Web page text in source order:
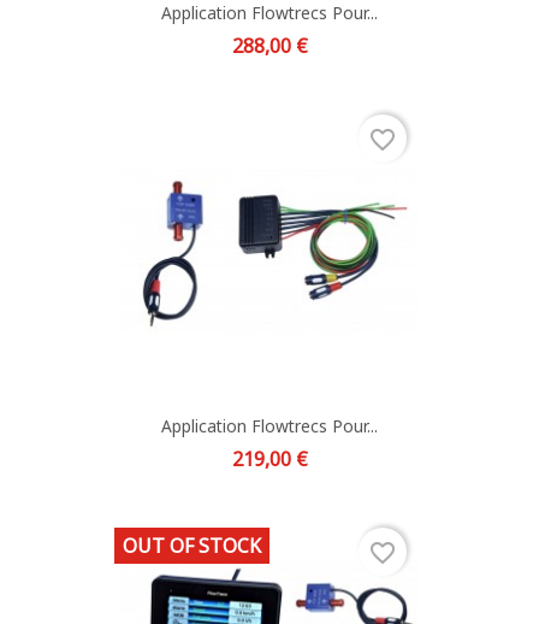
Application Flowtrecs Pour...
Prix
288,00 €
Application Flowtrecs Pour...
Prix
219,00 €
favorite_border
OUT OF STOCK favorite_border